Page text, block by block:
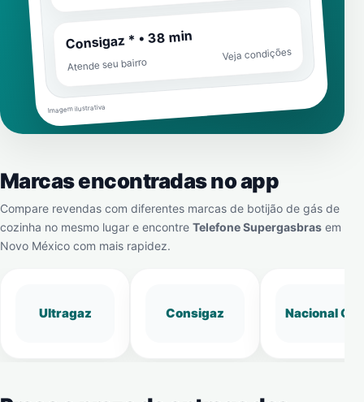
Consigaz * • 38 min
Atende seu bairro
Veja condições
Imagem ilustrativa
Marcas encontradas no app
Compare revendas com diferentes marcas de botijão de gás de
cozinha no mesmo lugar e encontre Telefone Supergasbras em
Novo México com mais rapidez.
Ultragaz Consigaz Nacional Gás